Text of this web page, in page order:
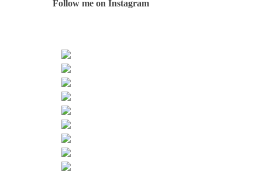
Follow me on Instagram